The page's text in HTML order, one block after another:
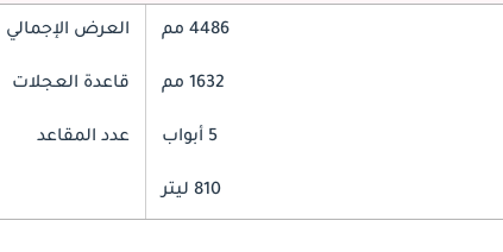
4486 مم العرض الإجمالي
1632 مم قاعدة العجلات
5 أبواب عدد المقاعد
810 ليتر